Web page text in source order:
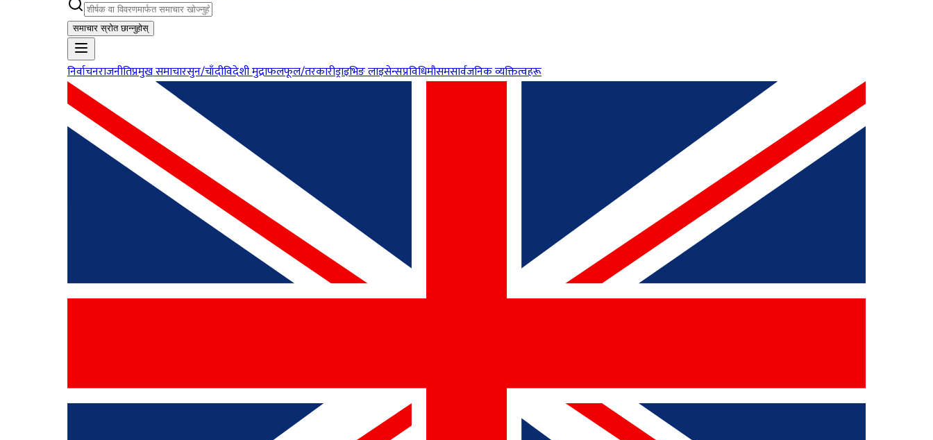
समाचार स्रोत छान्नुहोस्
निर्वाचनराजनीतिप्रमुख समाचारसुन/चाँदीविदेशी मुद्राफलफूल/तरकारीड्राइभिङ लाइसेन्सप्रविधिमौसमसार्वजनिक व्यक्तित्वहरू